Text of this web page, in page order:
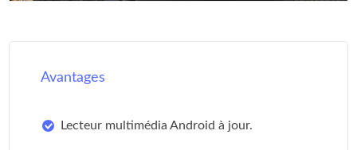
Avantages
Lecteur multimédia Android à jour.